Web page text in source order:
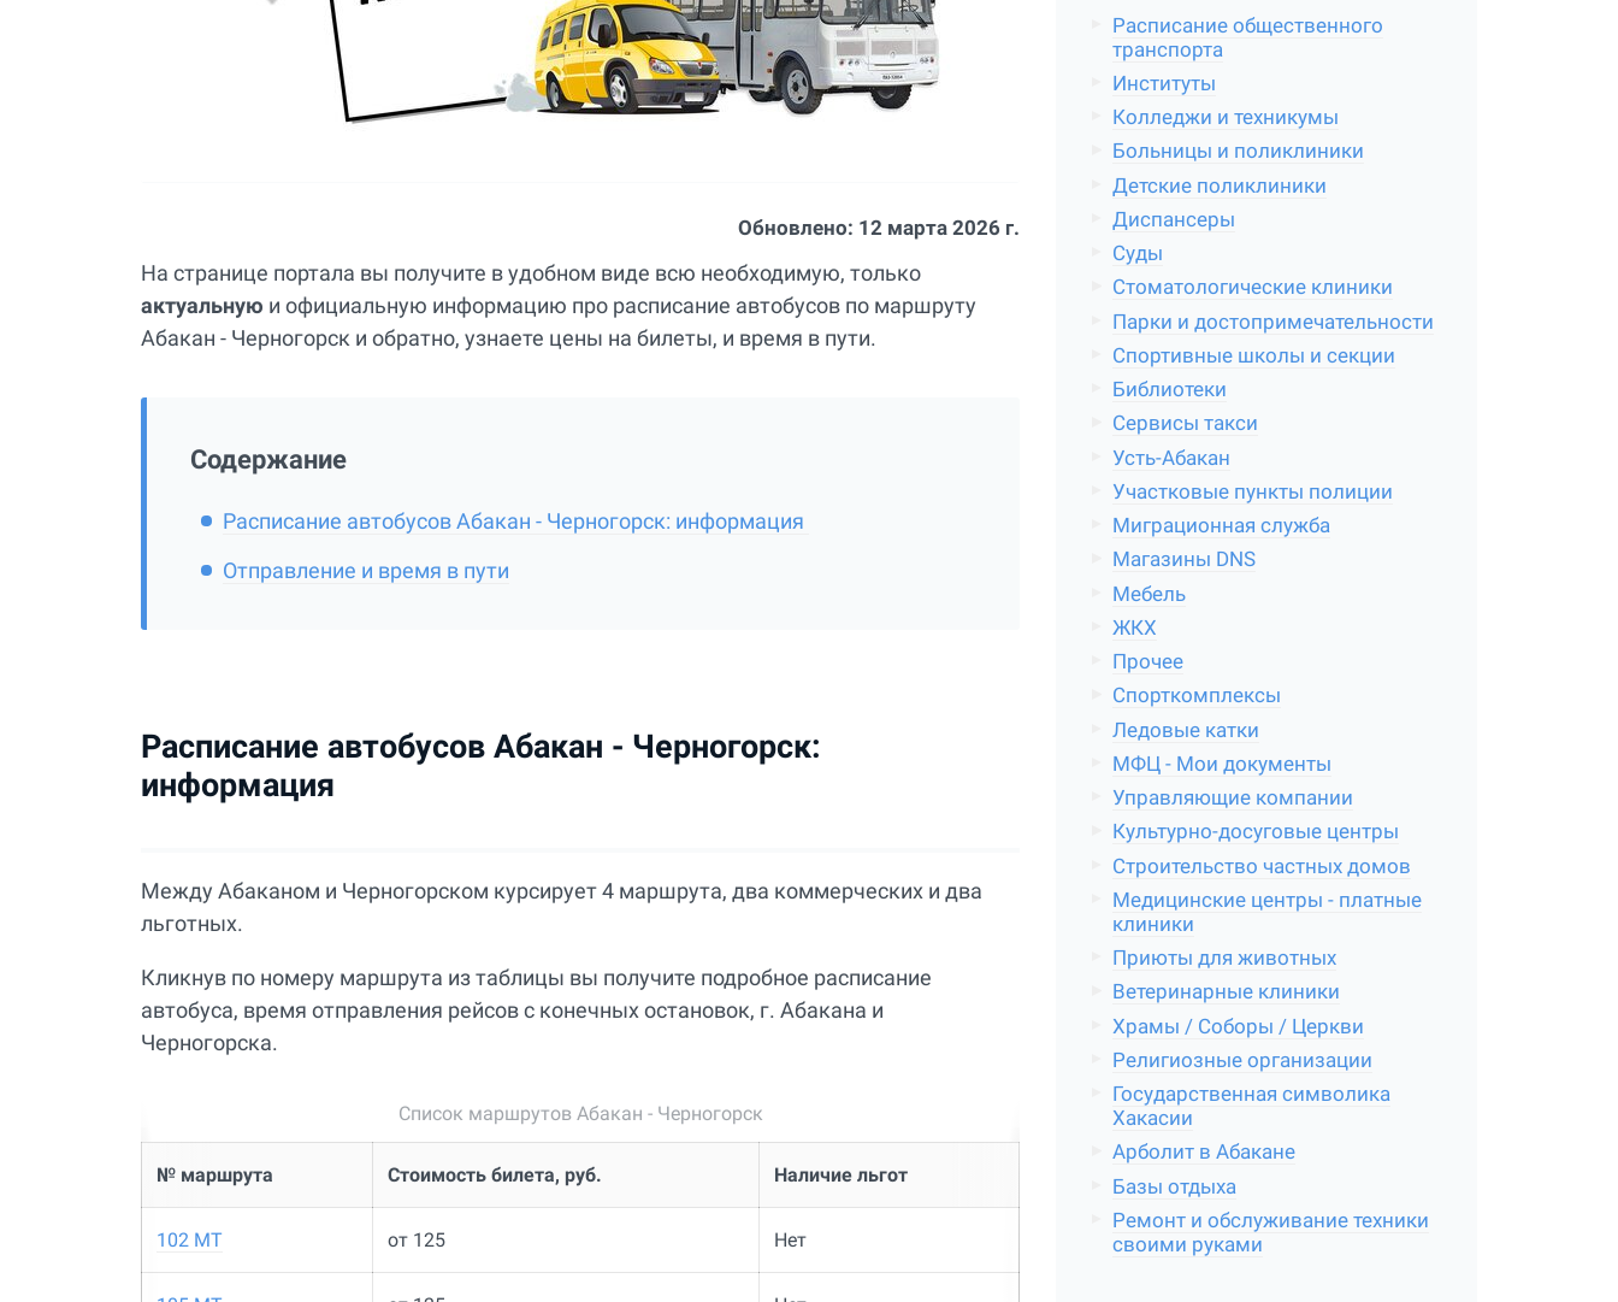
Обновлено: 12 марта 2026 г.
На странице портала вы получите в удобном виде всю необходимую, только
актуальную и официальную информацию про расписание автобусов по маршруту
Абакан - Черногорск и обратно, узнаете цены на билеты, и время в пути.
Содержание
Расписание автобусов Абакан - Черногорск: информация
Отправление и время в пути
Расписание автобусов Абакан - Черногорск:
информация
Между Абаканом и Черногорском курсирует 4 маршрута, два коммерческих и два
льготных.
Кликнув по номеру маршрута из таблицы вы получите подробное расписание
автобуса, время отправления рейсов с конечных остановок, г. Абакана и
Черногорска.
Список маршрутов Абакан - Черногорск
№ маршрута Стоимость билета, руб. Наличие льгот
102 МТ от 125 Нет
Расписание общественного
транспорта
Институты
Колледжи и техникумы
Больницы и поликлиники
Детские поликлиники
Диспансеры
Суды
Стоматологические клиники
Парки и достопримечательности
Спортивные школы и секции
Библиотеки
Сервисы такси
Усть-Абакан
Участковые пункты полиции
Миграционная служба
Магазины DNS
Мебель
ЖКХ
Прочее
Спорткомплексы
Ледовые катки
МФЦ - Мои документы
Управляющие компании
Культурно-досуговые центры
Строительство частных домов
Медицинские центры - платные
клиники
Приюты для животных
Ветеринарные клиники
Храмы / Соборы / Церкви
Религиозные организации
Государственная символика
Хакасии
Арболит в Абакане
Базы отдыха
Ремонт и обслуживание техники
своими руками